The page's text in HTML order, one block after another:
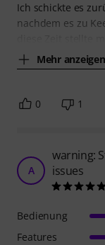
Ich schickte es
nachdem es zu
Mehr anzeigen
0 1
A
warning:
issues
Bedienung
Features